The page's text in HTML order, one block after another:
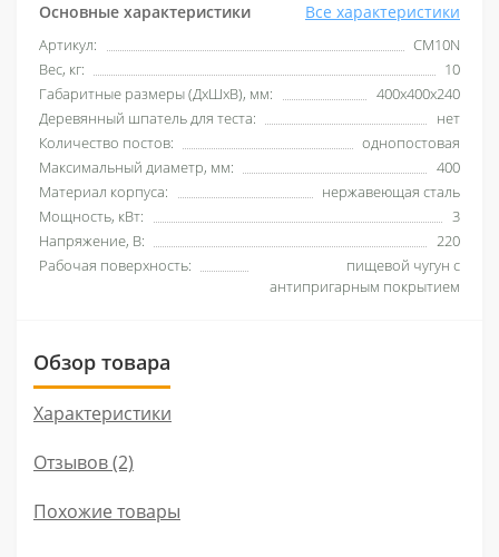
Основные характеристики Все характеристики
Артикул:
CM10N
Вес, кг:
10
Габаритные размеры (ДхШхВ), мм:
400х400х240
Деревянный шпатель для теста:
нет
Количество постов:
однопостовая
Максимальный диаметр, мм:
400
Материал корпуса:
нержавеющая сталь
Мощность, кВт:
3
Напряжение, В:
220
Рабочая поверхность:
пищевой чугун с
антипригарным покрытием
Обзор товара
Характеристики
Отзывов (2)
Похожие товары